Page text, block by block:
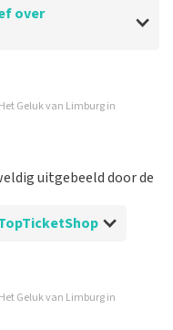
Geluk van Limburg in
uitgebeeld door de
Geluk van Limburg in